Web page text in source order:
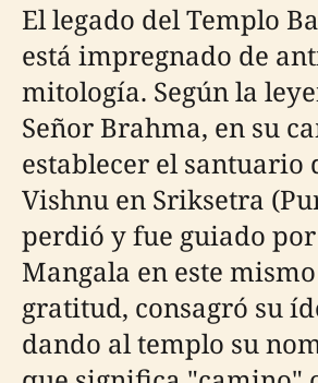
El legado del Templo
está impregnado de
mitología. Según la
Señor Brahma, en su
establecer el santuario
Vishnu en Sriksetra
perdió y fue guiado
Mangala en este
gratitud, consagró su
dando al templo su